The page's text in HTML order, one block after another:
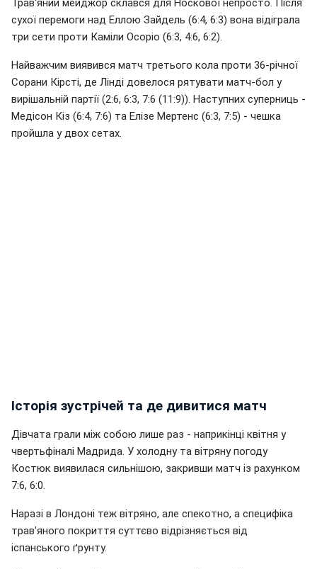
сухої перемоги над Еллою Зайдель (6:4, 6:3) вона відіграла
три сети проти Каміли Осоріо (6:3, 4:6, 6:2).
Найважчим виявився матч третього кола проти 36-річної
Сорани Кірсті, де Лінді довелося рятувати матч-бол у
вирішальній партії (2:6, 6:3, 7:6 (11:9)). Наступних суперниць -
Медісон Кіз (6:4, 7:6) та Елізе Мертенс (6:3, 7:5) - чешка
пройшла у двох сетах.
Історія зустрічей та де дивитися матч
Дівчата грали між собою лише раз - наприкінці квітня у
чвертьфіналі Мадрида. У холодну та вітряну погоду
Костюк виявилася сильнішою, закривши матч із рахунком
7:6, 6:0.
Наразі в Лондоні теж вітряно, але спекотно, а специфіка
трав'яного покриття суттєво відрізняється від
іспанського ґрунту.